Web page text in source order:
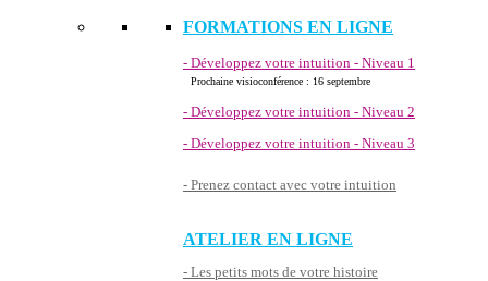
FORMATIONS EN LIGNE
- Développez votre intuition - Niveau 1
Prochaine visioconférence : 16 septembre
- Développez votre intuition - Niveau 2
- Développez votre intuition - Niveau 3
- Prenez contact avec votre intuition
ATELIER EN LIGNE
- Les petits mots de votre histoire